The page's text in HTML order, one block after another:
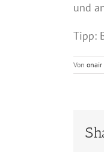
und
Tipp:
Von onair